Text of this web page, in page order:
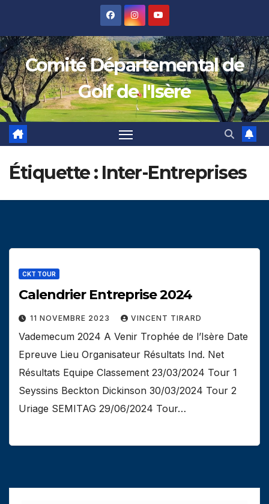
content
Comité Départemental de
Golf de l'Isère
Étiquette : Inter-Entreprises
CKT TOUR
Calendrier Entreprise 2024
11 NOVEMBRE 2023 VINCENT TIRARD
Vademecum 2024 A Venir Trophée de l’Isère Date
Epreuve Lieu Organisateur Résultats Ind. Net
Résultats Equipe Classement 23/03/2024 Tour 1
Seyssins Beckton Dickinson 30/03/2024 Tour 2
Uriage SEMITAG 29/06/2024 Tour…